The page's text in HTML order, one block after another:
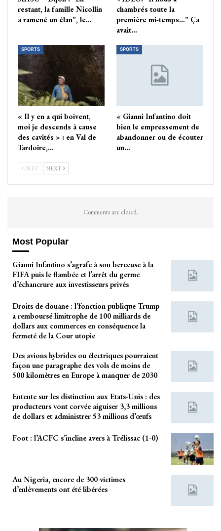
restant, la famille Nicollin
a ramené un élan”, le…
chambrés toute la
première mi-temps…” Ça
avait…
SPORTS
« Il y en a qui boivent,
moi je descends à cause
des cavités » : en Val de
Tardoire,…
SPORTS
« Gianni Infantino doit
bien le empressement de
abandonner ou de écouter
un…
PREV NEXT
Comments are closed.
Most Popular
Gianni Infantino s’agrafe à son berceuse à la
FIFA puis le flambée et l’arrêt du germe
d’échancrure aux investisseurs privés
Droits de douane : l’fonction publique Trump
a remboursé limitrophe de 100 milliards de
dollars aux commerces en conséquence la
fermeté de la Cour utopie
Des avions hybrides ou électriques pourraient
façon une paragraphe des vols de moins de
500 kilomètres en Europe à manquer de 2030
Entente sur les distinction aux Etats-Unis : des
producteurs vont corvée aiguiser 3,3 millions
de dollars et administrer 53 millions d’œufs
Foot : l’ACFC s’incline avers à Trélissac (1-0)
Au Nigeria, encore de 300 victimes
d’enlèvements ont été libérées